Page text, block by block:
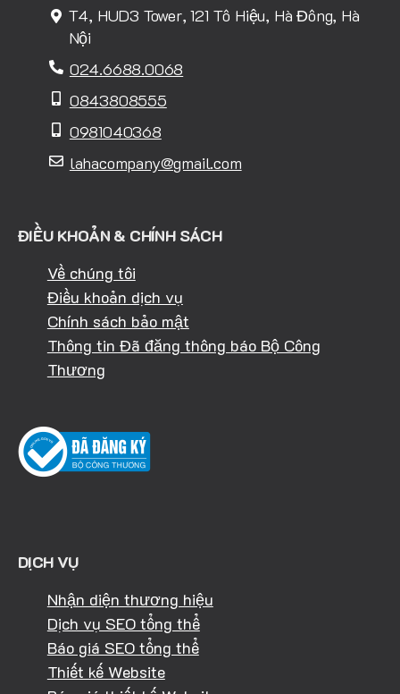
T4, HUD3 Tower, 121 Tô Hiệu, Hà Đông, Hà
Nội
024.6688.0068
0843808555
0981040368
lahacompany@gmail.com
ĐIỀU KHOẢN & CHÍNH SÁCH
Về chúng tôi
Điều khoản dịch vụ
Chính sách bảo mật
Thông tin Đã đăng thông báo Bộ Công
Thương
DỊCH VỤ
Nhận diện thương hiệu
Dịch vụ SEO tổng thể
Báo giá SEO tổng thể
Thiết kế Website